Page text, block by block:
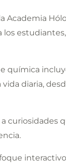
Academia
los
química
diaria,
curiosidades